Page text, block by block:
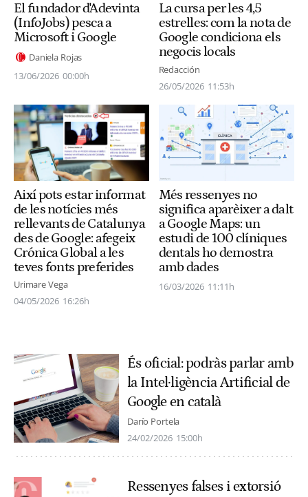
El fundador d'Adevinta
(InfoJobs) pesca a
Microsoft i Google
Daniela Rojas
13/06/2026 00:00h
La cursa per les 4,5
estrelles: com la nota de
Google condiciona els
negocis locals
Redacción
26/05/2026 11:53h
Així pots estar informat
de les notícies més
rellevants de Catalunya
des de Google: afegeix
Crónica Global a les
teves fonts preferides
Urimare Vega
04/05/2026 16:26h
Més ressenyes no
significa aparèixer a dalt
a Google Maps: un
estudi de 100 clíniques
dentals ho demostra
amb dades
16/03/2026 11:11h
És oficial: podràs parlar amb
la Intel·ligència Artificial de
Google en català
Darío Portela
24/02/2026 15:00h
Ressenyes falses i extorsió